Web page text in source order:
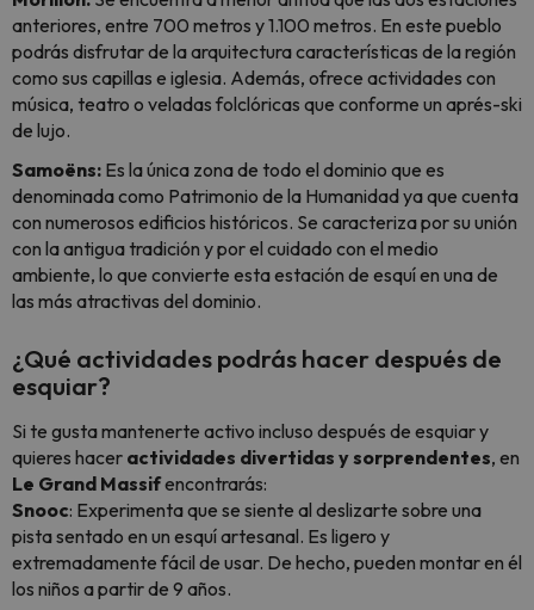
anteriores, entre 700 metros y 1.100 metros. En este pueblo
podrás disfrutar de la arquitectura características de la región
como sus capillas e iglesia. Además, ofrece actividades con
música, teatro o veladas folclóricas que conforme un aprés-ski
de lujo.
Samoëns: Es la única zona de todo el dominio que es
denominada como Patrimonio de la Humanidad ya que cuenta
con numerosos edificios históricos. Se caracteriza por su unión
con la antigua tradición y por el cuidado con el medio
ambiente, lo que convierte esta estación de esquí en una de
las más atractivas del dominio.
¿Qué actividades podrás hacer después de
esquiar?
Si te gusta mantenerte activo incluso después de esquiar y
quieres hacer actividades divertidas y sorprendentes, en
Le Grand Massifencontrarás:
Snooc: Experimenta que se siente al deslizarte sobre una
pista sentado en un esquí artesanal. Es ligero y
extremadamente fácil de usar. De hecho, pueden montar en él
los niños a partir de 9 años.